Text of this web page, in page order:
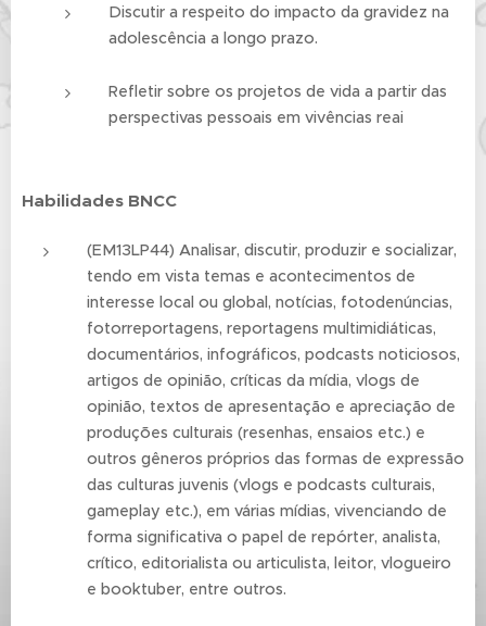
Discutir a respeito do impacto da gravidez na
adolescência a longo prazo.
Refletir sobre os projetos de vida a partir das
perspectivas pessoais em vivências reai
Habilidades BNCC
(EM13LP44) Analisar, discutir, produzir e socializar,
tendo em vista temas e acontecimentos de
interesse local ou global, notícias, fotodenúncias,
fotorreportagens, reportagens multimidiáticas,
documentários, infográficos, podcasts noticiosos,
artigos de opinião, críticas da mídia, vlogs de
opinião, textos de apresentação e apreciação de
produções culturais (resenhas, ensaios etc.) e
outros gêneros próprios das formas de expressão
das culturas juvenis (vlogs e podcasts culturais,
gameplay etc.), em várias mídias, vivenciando de
forma significativa o papel de repórter, analista,
crítico, editorialista ou articulista, leitor, vlogueiro
e booktuber, entre outros.